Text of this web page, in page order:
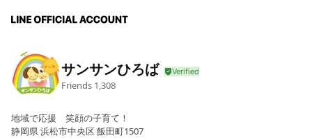
サンサンひろば
Friends 1,308
地域で応援 笑顔の子育て！
静岡県 浜松市中央区 飯田町1507